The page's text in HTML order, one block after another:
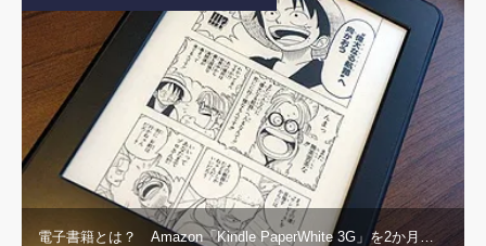
電子書籍とは？ Amazon「Kindle PaperWhite 3G」を2か月…